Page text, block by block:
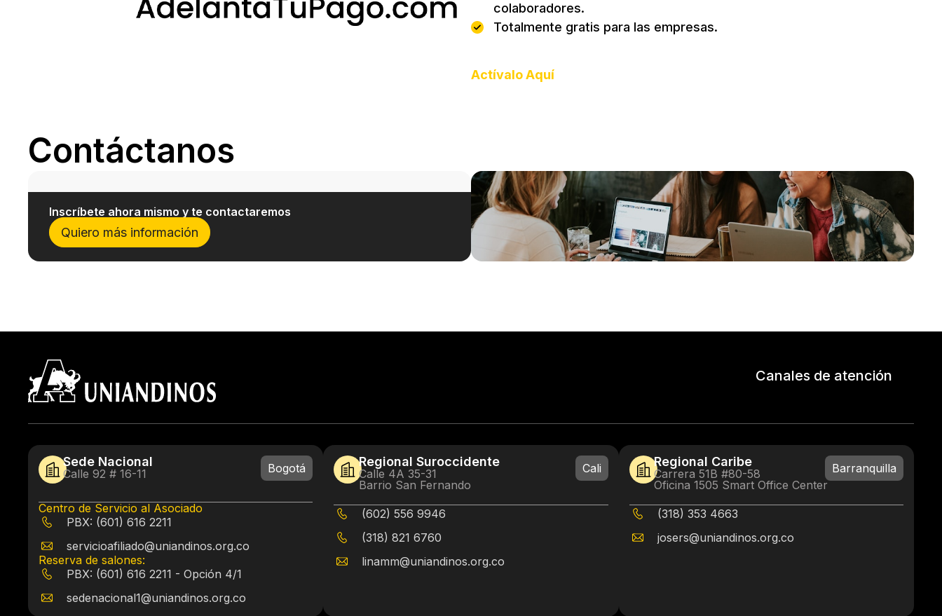
colaboradores.
Totalmente gratis para las empresas.
Actívalo Aquí
Contáctanos
Inscríbete ahora mismo y te contactaremos
Quiero más información
Canales de atención
Sede Nacional
Calle 92 # 16-11 Bogotá
Centro de Servicio al Asociado
PBX: (601) 616 2211
servicioafiliado@uniandinos.org.co
Reserva de salones:
PBX: (601) 616 2211 - Opción 4/1
sedenacional1@uniandinos.org.co
Regional Suroccidente
Calle 4A 35-31
Barrio San Fernando
Cali
(602) 556 9946
(318) 821 6760
linamm@uniandinos.org.co
Regional Caribe
Carrera 51B #80-58
Oficina 1505 Smart Office Center
Barranquilla
(318) 353 4663
josers@uniandinos.org.co